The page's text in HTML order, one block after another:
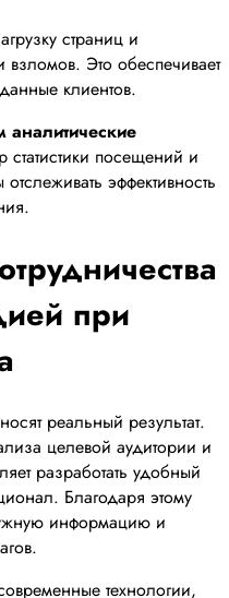
страниц и
взломов. Это обеспечивает
клиентов.
аналитические
статистики посещений и
эффективность
при
реальный результат.
целевой аудитории и
разработать удобный
Благодаря этому
информацию и
технологии,